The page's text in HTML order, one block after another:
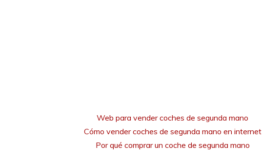
Web para vender coches de segunda mano
Cómo vender coches de segunda mano en internet
Por qué comprar un coche de segunda mano